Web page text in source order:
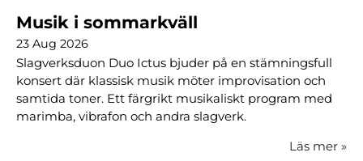
Musik i sommarkväll
23 Aug 2026
Slagverksduon Duo Ictus bjuder på en stämningsfull
konsert där klassisk musik möter improvisation och
samtida toner. Ett färgrikt musikaliskt program med
marimba, vibrafon och andra slagverk.
Läs mer »